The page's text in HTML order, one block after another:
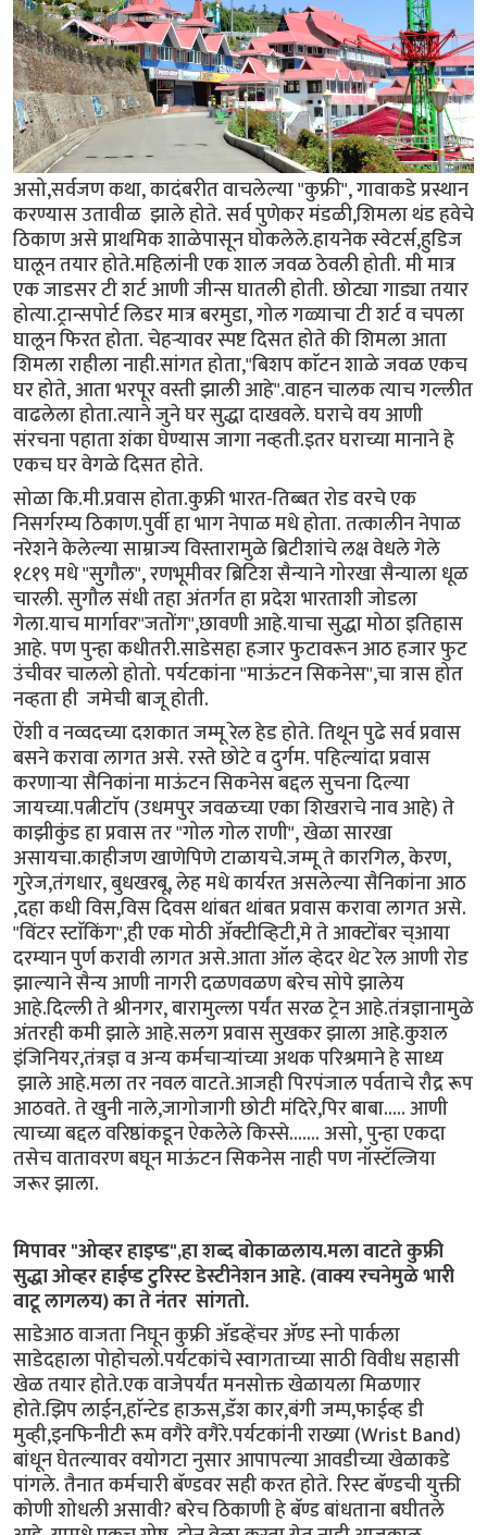
असो,सर्वजण कथा, कादंबरीत वाचलेल्या "कुफ्री", गावाकडे प्रस्थान
करण्यास उतावीळ झाले होते. सर्व पुणेकर मंडळी,शिमला थंड हवेचे
ठिकाण असे प्राथमिक शाळेपासून घोकलेले.हायनेक स्वेटर्स,हुडिज
घालून तयार होते.महिलांनी एक शाल जवळ ठेवली होती. मी मात्र
एक जाडसर टी शर्ट आणी जीन्स घातली होती. छोट्या गाड्या तयार
होत्या.ट्रान्सपोर्ट लिडर मात्र बरमुडा, गोल गळ्याचा टी शर्ट व चपला
घालून फिरत होता. चेहर्‍यावर स्पष्ट दिसत होते की शिमला आता
शिमला राहीला नाही.सांगत होता,"बिशप काॅटन शाळे जवळ एकच
घर होते, आता भरपूर वस्ती झाली आहे".वाहन चालक त्याच गल्लीत
वाढलेला होता.त्याने जुने घर सुद्धा दाखवले. घराचे वय आणी
संरचना पहाता शंका घेण्यास जागा नव्हती.इतर घराच्या मानाने हे
एकच घर वेगळे दिसत होते.
सोळा कि.मी.प्रवास होता.कुफ्री भारत-तिब्बत रोड वरचे एक
निसर्गरम्य ठिकाण.पुर्वी हा भाग नेपाळ मधे होता. तत्कालीन नेपाळ
नरेशने केलेल्या साम्राज्य विस्तारामुळे ब्रिटीशांचे लक्ष वेधले गेले
१८१९ मधे "सुगौल", रणभूमीवर ब्रिटिश सैन्याने गोरखा सैन्याला धूळ
चारली. सुगौल संधी तहा अंतर्गत हा प्रदेश भारताशी जोडला
गेला.याच मार्गावर"जतोंग",छावणी आहे.याचा सुद्धा मोठा इतिहास
आहे. पण पुन्हा कधीतरी.साडेसहा हजार फुटावरून आठ हजार फुट
उंचीवर चाललो होतो. पर्यटकांना "माऊंटन सिकनेस",चा त्रास होत
नव्हता ही जमेची बाजू होती.
ऐंशी व नव्वदच्या दशकात जम्मू रेल हेड होते. तिथून पुढे सर्व प्रवास
बसने करावा लागत असे. रस्ते छोटे व दुर्गम. पहिल्यांदा प्रवास
करणाऱ्या सैनिकांना माऊंटन सिकनेस बद्दल सुचना दिल्या
जायच्या.पत्नीटाॅप (उधमपुर जवळच्या एका शिखराचे नाव आहे) ते
काझीकुंड हा प्रवास तर "गोल गोल राणी", खेळा सारखा
असायचा.काहीजण खाणेपिणे टाळायचे.जम्मू ते कारगिल, केरण,
गुरेज,तंगधार, बुधखरबू, लेह मधे कार्यरत असलेल्या सैनिकांना आठ
,दहा कधी विस,विस दिवस थांबत थांबत प्रवास करावा लागत असे.
"विंटर स्टाॅकिंग",ही एक मोठी ॲक्टीव्हिटी,मे ते आक्टोंबर च्आया
दरम्यान पुर्ण करावी लागत असे.आता ऑल व्हेदर थेट रेल आणी रोड
झाल्याने सैन्य आणी नागरी दळणवळण बरेच सोपे झालेय
आहे.दिल्ली ते श्रीनगर, बारामुल्ला पर्यंत सरळ ट्रेन आहे.तंत्रज्ञानामुळे
अंतरही कमी झाले आहे.सलग प्रवास सुखकर झाला आहे.कुशल
इंजिनियर,तंत्रज्ञ व अन्य कर्मचाऱ्यांच्या अथक परिश्रमाने हे साध्य
झाले आहे.मला तर नवल वाटते.आजही पिरपंजाल पर्वताचे रौद्र रूप
आठवते. ते खुनी नाले,जागोजागी छोटी मंदिरे,पिर बाबा..... आणी
त्याच्या बद्दल वरिष्ठांकडून ऐकलेले किस्से....... असो, पुन्हा एकदा
तसेच वातावरण बघून माऊंटन सिकनेस नाही पण नॉस्टॅल्जिया
जरूर झाला.
मिपावर "ओव्हर हाइप्ड",हा शब्द बोकाळलाय.मला वाटते कुफ्री
सुद्धा ओव्हर हाईप्ड टुरिस्ट डेस्टीनेशन आहे. (वाक्य रचनेमुळे भारी
वाटू लागलय) का ते नंतर सांगतो.
साडेआठ वाजता निघून कुफ्री ॲडव्हेंचर ॲण्ड स्नो पार्कला
साडेदहाला पोहोचलो.पर्यटकांचे स्वागताच्या साठी विवीध सहासी
खेळ तयार होते.एक वाजेपर्यंत मनसोक्त खेळायला मिळणार
होते.झिप लाईन,हाॅन्टेड हाऊस,डॅश कार,बंगी जम्प,फाईव्ह डी
मुव्ही,इनफिनीटी रूम वगैरे वगैरे.पर्यटकांनी राख्या (Wrist Band)
बांधून घेतल्यावर वयोगटा नुसार आपापल्या आवडीच्या खेळाकडे
पांगले. तैनात कर्मचारी बॅण्डवर सही करत होते. रिस्ट बॅण्डची युक्ती
कोणी शोधली असावी? बरेच ठिकाणी हे बॅण्ड बांधताना बघीतले